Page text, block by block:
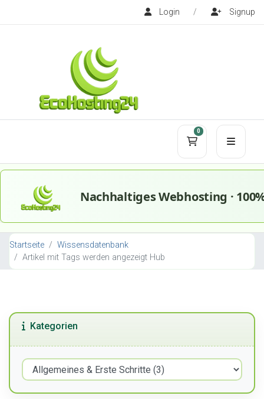
Login / Signup
0
Mein
Startseite
Wissensdatenbank
Artikel mit Tags werden angezeigt Hub
Kategorien